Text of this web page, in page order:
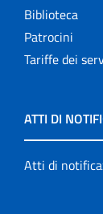
Biblioteca
Patrocini
Tariffe dei
ATTI DI
Atti di